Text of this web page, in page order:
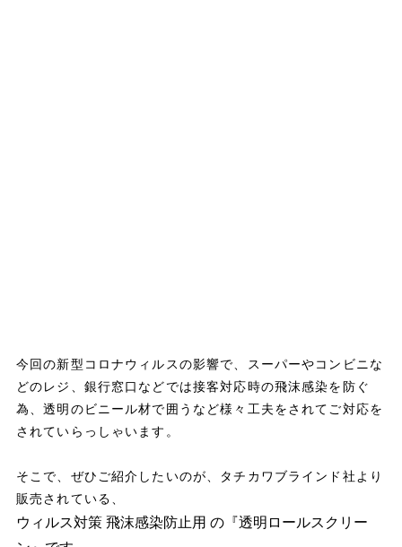
今回の新型コロナウィルスの影響で、スーパーやコンビニな
どのレジ、銀行窓口などでは接客対応時の飛沫感染を防ぐ
為、透明のビニール材で囲うなど様々工夫をされてご対応を
されていらっしゃいます。
そこで、ぜひご紹介したいのが、タチカワブラインド社より
販売されている、
ウィルス対策 飛沫感染防止用 の『透明ロールスクリー